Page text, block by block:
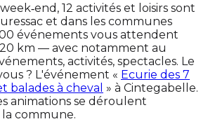
12 activités et loisirs sont
et dans les communes
événements vous attendent
km — avec notamment au
activités, spectacles. Le
? L'événement « Ecurie des 7
balades à cheval » à Cintegabelle.
animations se déroulent
commune.